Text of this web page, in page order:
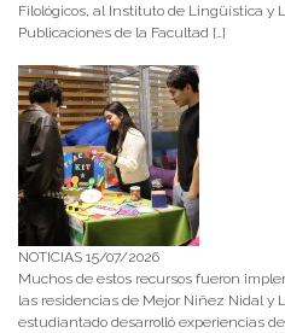
Filológicos, al Instituto de Lingüística y
Publicaciones de la Facultad […]
NOTICIAS 15/07/2026
Muchos de estos recursos fueron
las residencias de Mejor Niñez Nidal y
estudiantado desarrolló experiencias